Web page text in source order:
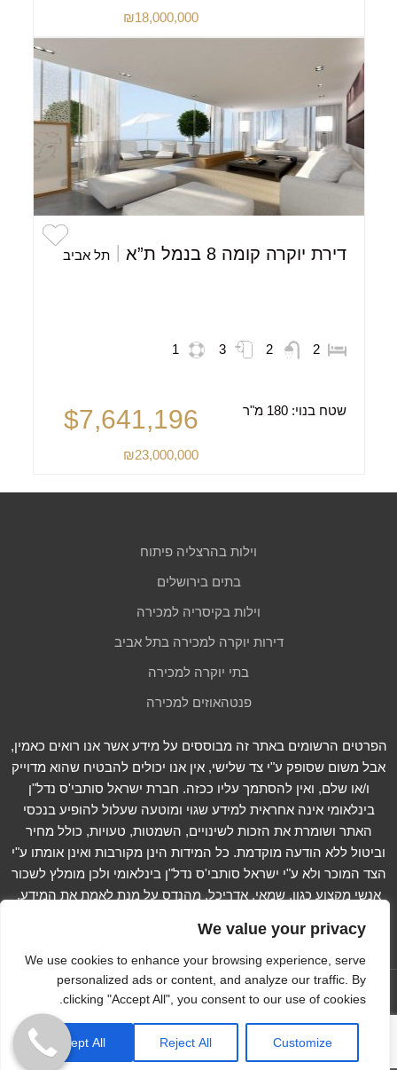
We value your privacy
We use cookies to enhance your browsing experience, serve
personalized ads or content, and analyze our traffic. By
clicking "Accept All", you consent to our use of cookies.
Customize
Reject All
Accept All
₪18,000,000
דירת יוקרה קומה 8 בנמל ת”א תל אביב
2
2
3
1
שטח בנוי:180 מ"ר $7,641,196
₪23,000,000
וילות בהרצליה פיתוח
בתים בירושלים
וילות בקיסריה למכירה
דירות יוקרה למכירה בתל אביב
בתי יוקרה למכירה
פנטהאוזים למכירה
הפרטים הרשומים באתר זה מבוססים על מידע אשר אנו רואים כאמין,
אבל משום שסופק ע"י צד שלישי, אין אנו יכולים להבטיח שהוא מדוייק
ו/או שלם, ואין להסתמך עליו ככזה. חברת ישראל סותבי'ס נדל"ן
בינלאומי אינה אחראית למידע שגוי ומוטעה שעלול להופיע בנכסי
האתר ושומרת את הזכות לשינויים, השמטות, טעויות, כולל מחיר
וביטול ללא הודעה מוקדמת. כל המידות הינן מקורבות ואינן אומתו ע"י
הצד המוכר ולא ע"י ישראל סותבי'ס נדל"ן בינלאומי ולכן מומלץ לשכור
אנשי מקצוע כגון, שמאי, אדריכל, מהנדס על מנת לאמת את המידע.
קרא עוד...
עקוב אחרינו ב -
Copyright © 2012-2023 Israel Sotheby's International
Realty. All Rights Reserved
הצהרת נגישות
Extra Digital